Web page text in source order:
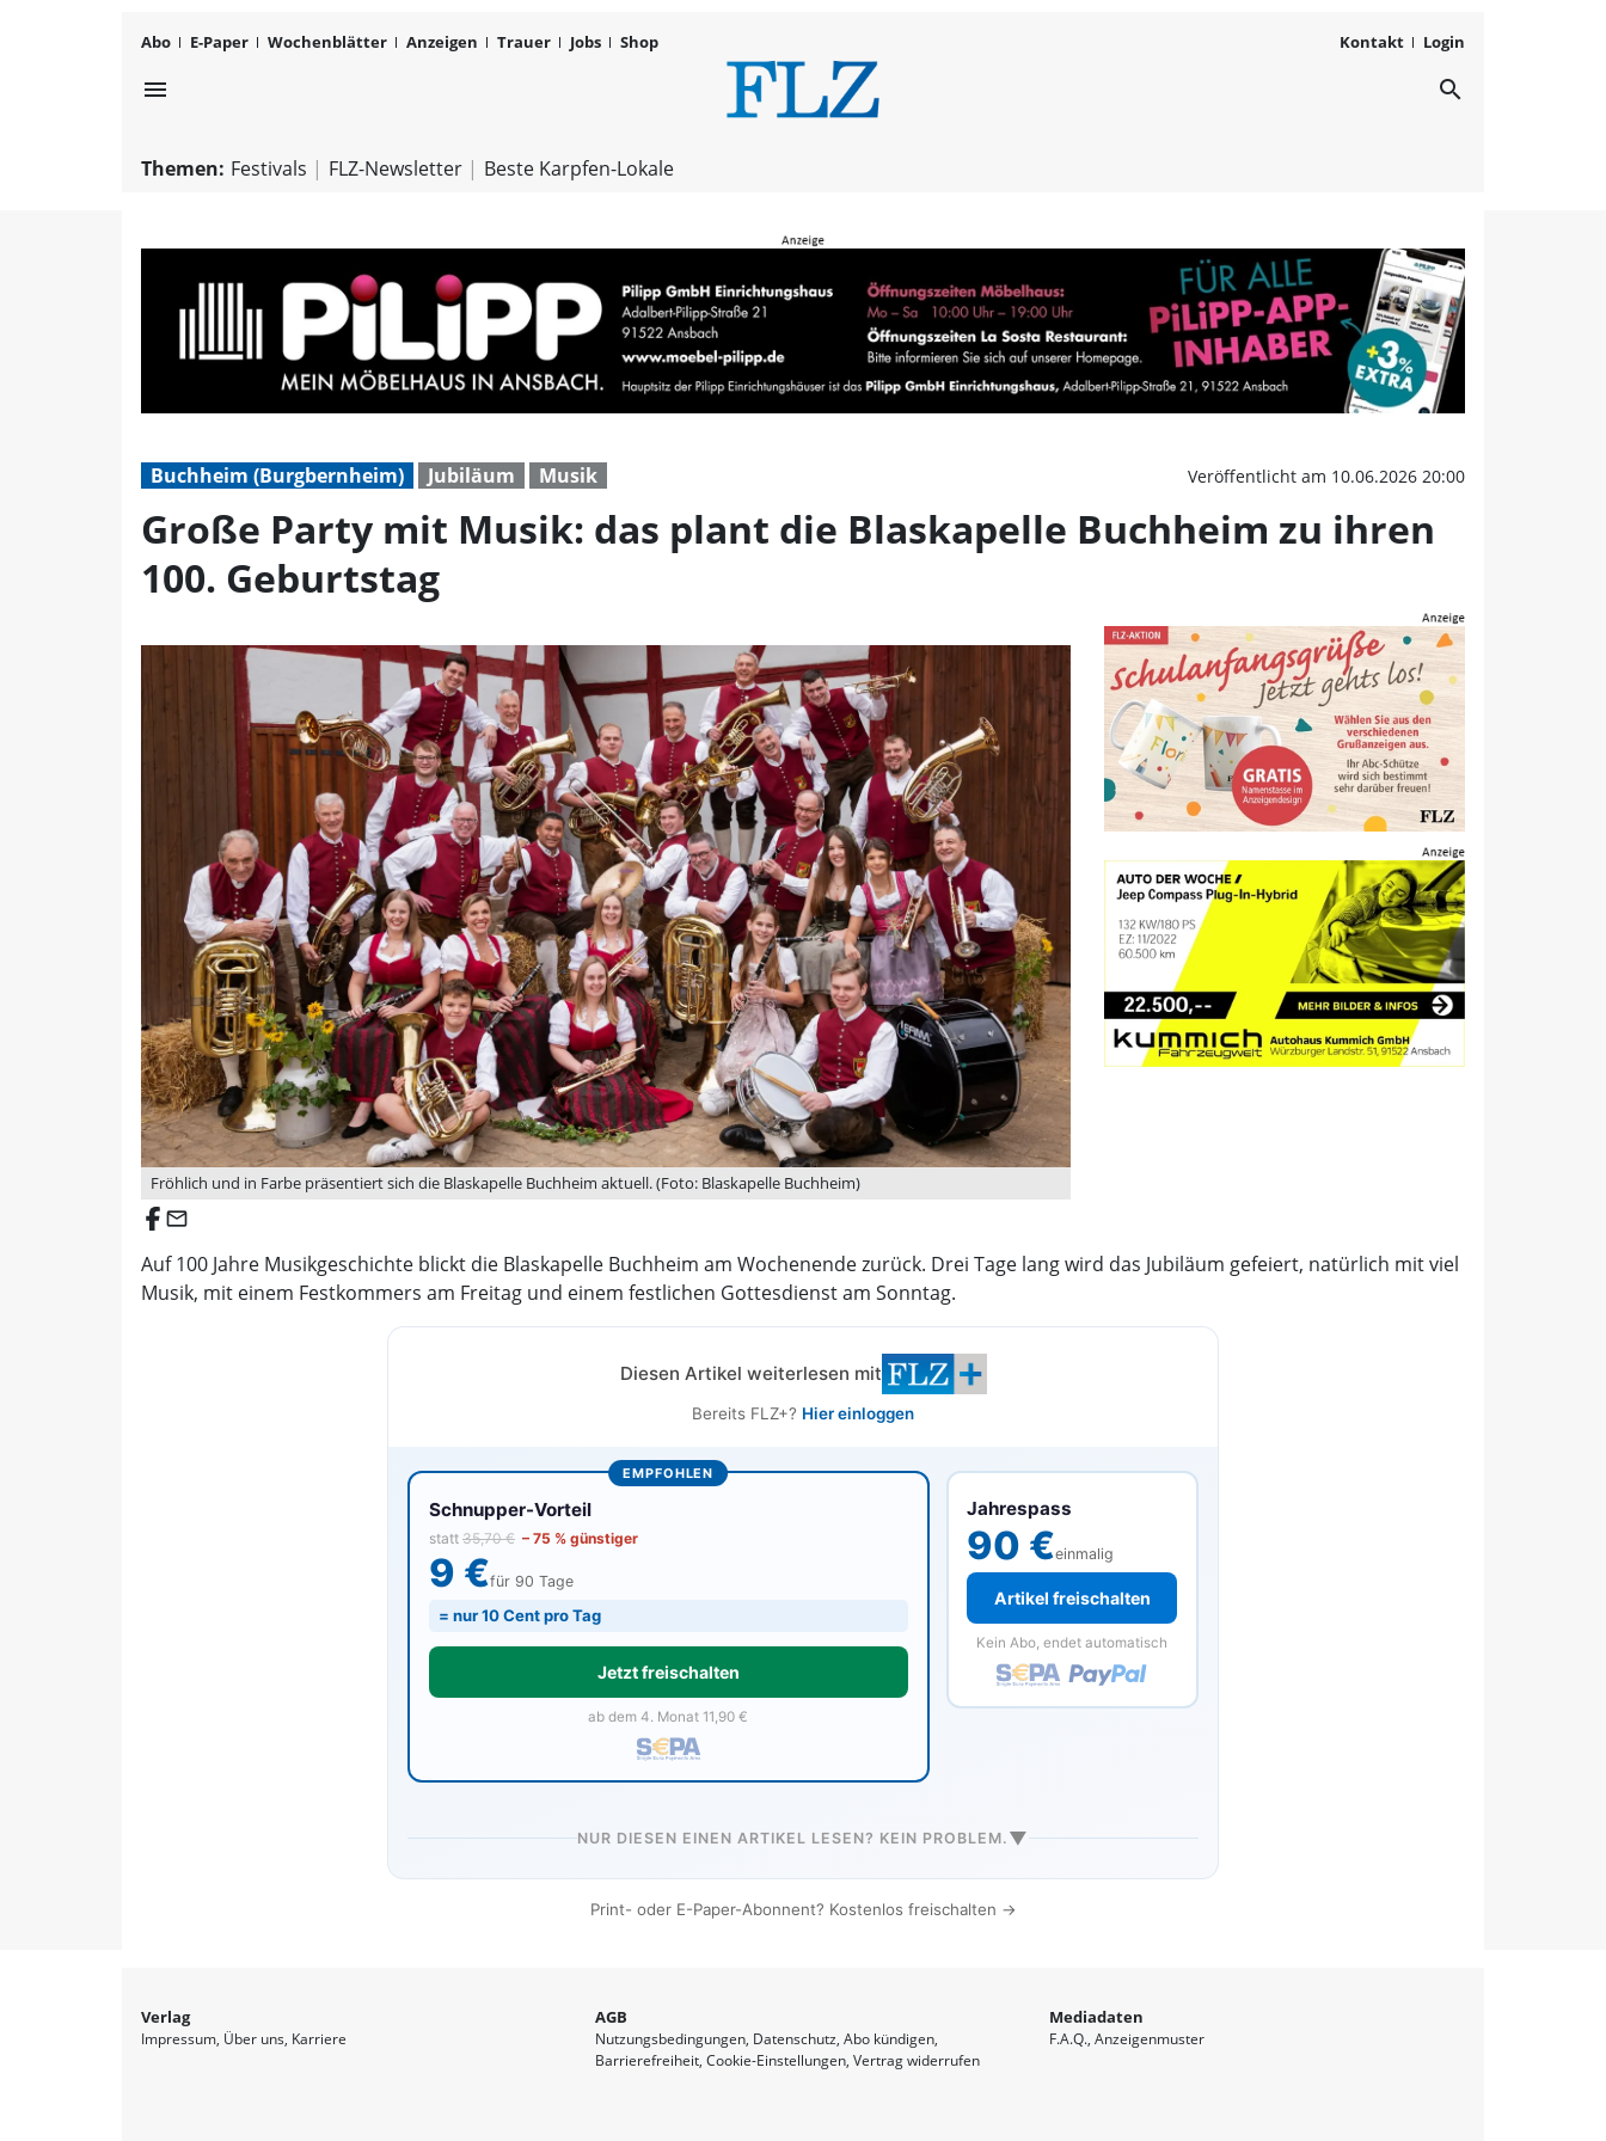
Abo E-Paper Wochenblätter Anzeigen Trauer Jobs Shop Kontakt Login
menu Große Party mit Musik: das plant
search
Themen: Festivals FLZ-Newsletter Beste Karpfen-Lokale
Buchheim (Burgbernheim) Jubiläum Musik Veröffentlicht am 10.06.2026 20:00
Große Party mit Musik: das plant die Blaskapelle Buchheim zu ihren
100. Geburtstag
Fröhlich und in Farbe präsentiert sich die Blaskapelle Buchheim aktuell. (Foto: Blaskapelle Buchheim)
email
Auf 100 Jahre Musikgeschichte blickt die Blaskapelle Buchheim am Wochenende zurück. Drei Tage lang wird das Jubiläum gefeiert, natürlich mit viel
Musik, mit einem Festkommers am Freitag und einem festlichen Gottesdienst am Sonntag.
Diesen Artikel weiterlesen mit
Bereits FLZ+? Hier einloggen
Jahrespass
90 €einmalig
Artikel freischalten
Kein Abo, endet automatisch
EMPFOHLEN
Schnupper-Vorteil
statt 35,70 € – 75 % günstiger
9 €für 90 Tage
= nur 10 Cent pro Tag
Jetzt freischalten
ab dem 4. Monat 11,90 €
NUR DIESEN EINEN ARTIKEL LESEN? KEIN PROBLEM. ▼
Print- oder E-Paper-Abonnent? Kostenlos freischalten →
Verlag
Impressum Über uns Karriere
AGB
Nutzungsbedingungen Datenschutz Abo kündigen
Barrierefreiheit Cookie-Einstellungen Vertrag widerrufen
Mediadaten
F.A.Q. Anzeigenmuster